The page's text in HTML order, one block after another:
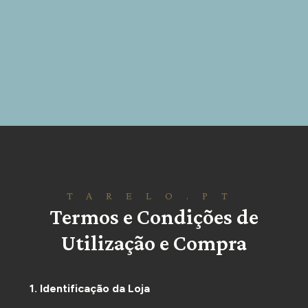
TARELO.PT
Termos e Condições de
Utilização e Compra
1. Identificação da Loja